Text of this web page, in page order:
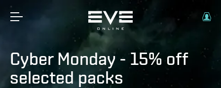
Cyber Monday - 15% off
selected packs